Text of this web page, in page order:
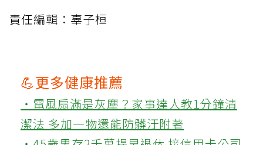
責任編輯：辜子桓
💪更多健康推薦
‧電風扇滿是灰塵？家事達人教1分鐘清
潔法 多加一物還能防髒汙附著